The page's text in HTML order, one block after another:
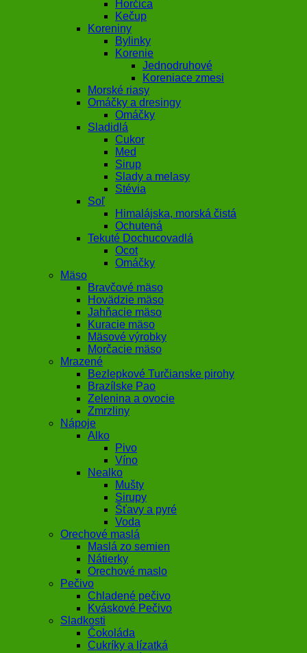
Horčica
Kečup
Koreniny
Bylinky
Korenie
Jednodruhové
Koreniace zmesi
Morské riasy
Omáčky a dresingy
Omáčky
Sladidlá
Cukor
Med
Sirup
Slady a melasy
Stévia
Soľ
Himalájska, morská čistá
Ochutená
Tekuté Dochucovadlá
Ocot
Omáčky
Mäso
Bravčové mäso
Hovädzie mäso
Jahňacie mäso
Kuracie mäso
Mäsové výrobky
Morčacie mäso
Mrazené
Bezlepkové Turčianske pirohy
Brazílske Pao
Zelenina a ovocie
Zmrzliny
Nápoje
Alko
Pivo
Víno
Nealko
Mušty
Sirupy
Šťavy a pyré
Voda
Orechové maslá
Maslá zo semien
Nátierky
Orechové maslo
Pečivo
Chladené pečivo
Kváskové Pečivo
Sladkosti
Čokoláda
Cukríky a lízatká